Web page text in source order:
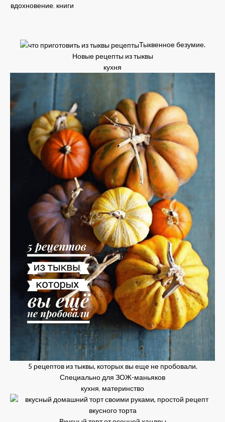
вдохновение, книги
Тыквенное безумие.
Новые рецепты из тыквы
кухня
5 рецептов из тыквы, которых вы еще не пробовали.
Специально для ЗОЖ-маньяков
кухня, материнство